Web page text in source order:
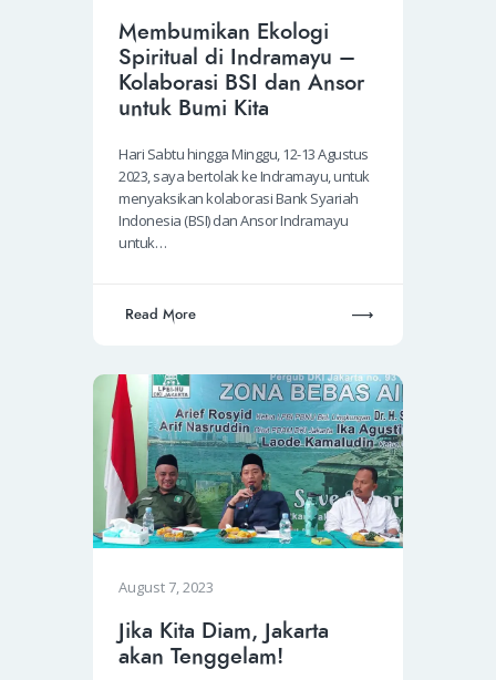
Membumikan Ekologi
Spiritual di Indramayu –
Kolaborasi BSI dan Ansor
untuk Bumi Kita
Hari Sabtu hingga Minggu, 12-13 Agustus
2023, saya bertolak ke Indramayu, untuk
menyaksikan kolaborasi Bank Syariah
Indonesia (BSI) dan Ansor Indramayu
untuk…
Read More
August 7, 2023
Jika Kita Diam, Jakarta
akan Tenggelam!